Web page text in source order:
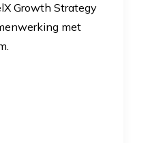
Growth Strategy
met